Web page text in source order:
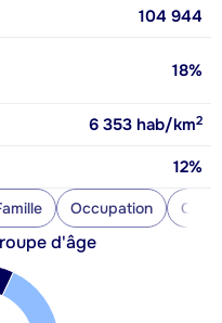
104 944
18%
6 353 hab/km2
12%
Occupation
d'âge